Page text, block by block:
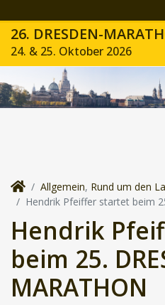
26. DRESDEN-
24. & 25. Oktober 2026
Allgemein, Rund um den
Hendrik Pfeiffer startet beim
Hendrik
beim 25.
MARATHON